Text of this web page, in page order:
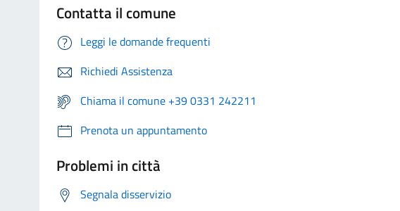
Contatta il comune
Leggi le domande frequenti
Richiedi Assistenza
Chiama il comune +39 0331 242211
Prenota un appuntamento
Problemi in città
Segnala disservizio